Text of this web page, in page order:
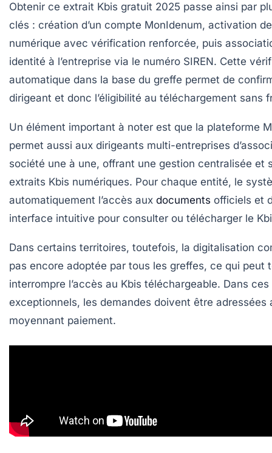
Obtenir ce extrait Kbis gratuit 2025 passe ainsi par
clés : création d’un compte MonIdenum, activation
numérique avec vérification renforcée, puis
identité à l’entreprise via le numéro SIREN. Cette
automatique dans la base du greffe permet de
dirigeant et donc l’éligibilité au téléchargement sans
Un élément important à noter est que la plateforme
permet aussi aux dirigeants multi-entreprises
société une à une, offrant une gestion centralisée et
extraits Kbis numériques. Pour chaque entité, le
automatiquement l’accès aux documents officiels et
interface intuitive pour consulter ou télécharger le
Dans certains territoires, toutefois, la digitalisation
pas encore adoptée par tous les greffes, ce qui peut
interrompre l’accès au Kbis téléchargeable. Dans ces
exceptionnels, les demandes doivent être adressées
moyennant paiement.